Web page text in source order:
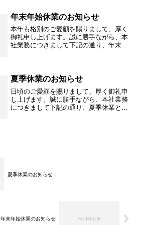
(水祝)まで何かとご不便をおかけすること
と存じ...
年末年始休業のお知らせ
本年も格別のご愛顧を賜りまして、厚く
御礼申し上げます。誠に勝手ながら、本
社業務につきまして下記の通り、年末年
り2024...
夏季休業のお知らせ
日頃のご愛顧を賜りまして、厚く御礼申
し上げます。誠に勝手ながら、本社業務
につきまして下記の通り、夏季休業とさ
夏季休業のお知らせ
年末年始休業のお知らせ